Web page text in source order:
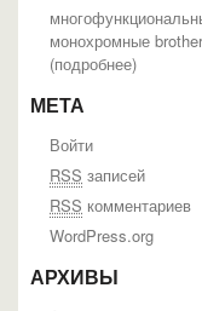
монохромные
(подробнее)
МЕТА
Войти
RSS записей
RSS комментариев
WordPress.org
АРХИВЫ